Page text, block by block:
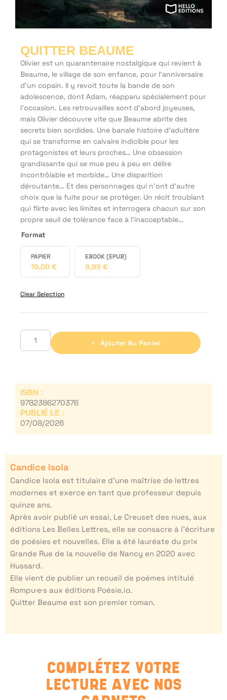
QUITTER BEAUME
Olivier est un quarantenaire nostalgique qui revient à
Beaume, le village de son enfance, pour l’anniversaire
d’un copain. Il y revoit toute la bande de son
adolescence, dont Adam, réapparu spécialement pour
l’occasion. Les retrouvailles sont d’abord joyeuses,
mais Olivier découvre vite que Beaume abrite des
secrets bien sordides. Une banale histoire d’adultère
qui se transforme en calvaire indicible pour les
protagonistes et leurs proches… Une obsession
grandissante qui se mue peu à peu en délire
incontrôlable et morbide… Une disparition
déroutante… Et des personnages qui n’ont d’autre
choix que la fuite pour se protéger. Un récit troublant
qui flirte avec les limites et interrogera chacun sur son
propre seuil de tolérance face à l’inacceptable…
Format
PAPIER
19,00 €
EBOOK (EPUB)
9,99 €
Clear Selection
Ajouter Au Panier
ISBN :
9782386270376
PUBLIÉ LE :
07/08/2026
Candice Isola
Candice Isola est titulaire d’une maîtrise de lettres
modernes et exerce en tant que professeur depuis
quinze ans.
Après avoir publié un essai, Le Creuset des nues, aux
éditions Les Belles Lettres, elle se consacre à l’écriture
de poésies et nouvelles. Elle a été lauréate du prix
Grande Rue de la nouvelle de Nancy en 2020 avec
Hussard.
Elle vient de publier un recueil de poèmes intitulé
Rompu·e·s aux éditions Poésie.io.
Quitter Beaume est son premier roman.
COMPLÉTEZ VOTRE
LECTURE AVEC NOS